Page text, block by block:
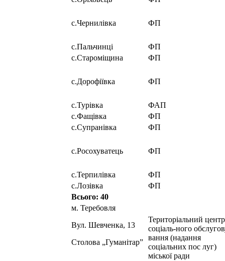
с.Чернилівка ФП
с.Пальчинці
ФП
с.Староміщина
ФП
с.Дорофіївка ФП
с.Турівка
ФАП
с.Фащівка
ФП
с.Супранівка
ФП
с.Росохуватець ФП
с.Терпилівка
ФП
с.Лозівка
ФП
Всього: 40
м. Теребовля
Вул. Шевченка, 13
Столова „Гуманітар”
Територіальний центр
соціаль-ного
вання (надання
соціальних пос луг)
міської ради